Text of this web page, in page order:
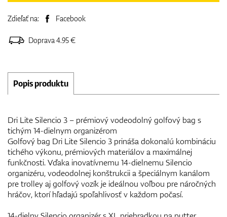
Zdieľať na: Facebook
Doprava 4.95 €
Popis produktu
Dri Lite Silencio 3 – prémiový vodeodolný golfový bag s
tichým 14-dielnym organizérom
Golfový bag Dri Lite Silencio 3 prináša dokonalú kombináciu
tichého výkonu, prémiových materiálov a maximálnej
funkčnosti. Vďaka inovatívnemu 14-dielnemu Silencio
organizéru, vodeodolnej konštrukcii a špeciálnym kanálom
pre trolley aj golfový vozík je ideálnou voľbou pre náročných
hráčov, ktorí hľadajú spoľahlivosť v každom počasí.